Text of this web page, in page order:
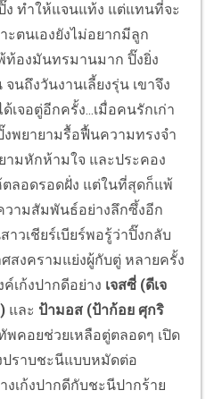
ง ทำให้แจนแท้ง แต่แทนที่จะ
ะตนเองยังไม่อยากมีลูก
ท้องมันทรมานมาก ปิ๊งยิ่ง
นถึงวันงานเลี้ยงรุ่น เขาจึง
จอตู่อีกครั้ง...เมื่อคนรักเก่า
งพยายามรื้อฟื้นความทรงจำ
มหักห้ามใจ และประคอง
ลอดรอดฝั่ง แต่ในที่สุดก็แพ้
วามสัมพันธ์อย่างลึกซึ้งอีก
วเชียร์เบียร์พอรู้ว่าปิ๊งกลับ
สงครามแย่งผู้กับตู่ หลายครั้ง
เก้งปากดีอย่าง เจสซี่ (ดีเจ
และ ป้ามอส (ป้าก้อย ศุกริ
พคอยช่วยเหลือตู่ตลอดๆ เปิด
ปราบชะนีแบบหมัดต่อ
งเก้งปากดีกับชะนีปากร้าย